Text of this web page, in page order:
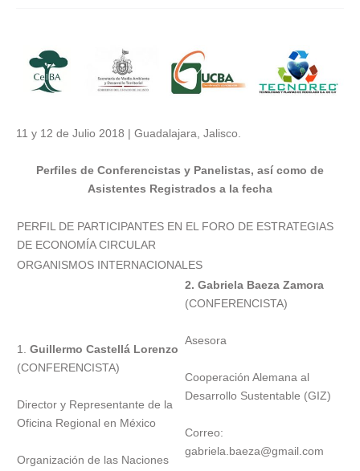
11 y 12 de Julio 2018 | Guadalajara, Jalisco.
Perfiles de Conferencistas y Panelistas, así como de
Asistentes Registrados a la fecha
PERFIL DE PARTICIPANTES EN EL FORO DE ESTRATEGIAS
DE ECONOMÍA CIRCULAR
ORGANISMOS INTERNACIONALES
1. Guillermo Castellá Lorenzo
(CONFERENCISTA)
Director y Representante de la
Oficina Regional en México
Organización de las Naciones
2. Gabriela Baeza Zamora
(CONFERENCISTA)
Asesora
Cooperación Alemana al
Desarrollo Sustentable (GIZ)
Correo:
gabriela.baeza@gmail.com